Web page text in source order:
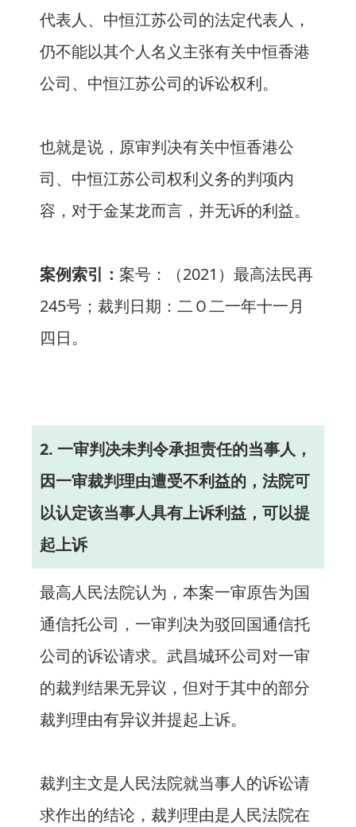
代表人、中恒江苏公司的法定代表人，
仍不能以其个人名义主张有关中恒香港
公司、中恒江苏公司的诉讼权利。
也就是说，原审判决有关中恒香港公
司、中恒江苏公司权利义务的判项内
容，对于金某龙而言，并无诉的利益。
案例索引： 案号：（2021）最高法民再
245号；裁判日期：二Ｏ二一年十一月
四日。
2. 一审判决未判令承担责任的当事人，
因一审裁判理由遭受不利益的，法院可
以认定该当事人具有上诉利益，可以提
起上诉
最高人民法院认为，本案一审原告为国
通信托公司，一审判决为驳回国通信托
公司的诉讼请求。武昌城环公司对一审
的裁判结果无异议，但对于其中的部分
裁判理由有异议并提起上诉。
裁判主文是人民法院就当事人的诉讼请
求作出的结论，裁判理由是人民法院在